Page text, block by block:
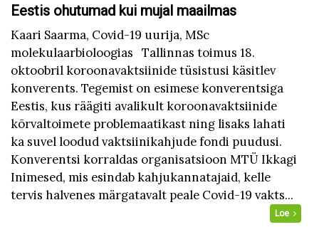
Eestis ohutumad kui mujal maailmas
Kaari Saarma, Covid-19 uurija, MSc
molekulaarbioloogias Tallinnas toimus 18.
oktoobril koroonavaktsiinide tüsistusi käsitlev
konverents. Tegemist on esimese konverentsiga
Eestis, kus räägiti avalikult koroonavaktsiinide
kõrvaltoimete problemaatikast ning lisaks lahati
ka suvel loodud vaktsiinikahjude fondi puudusi.
Konverentsi korraldas organisatsioon MTÜ Ikkagi
Inimesed, mis esindab kahjukannatajaid, kelle
tervis halvenes märgatavalt peale Covid-19 vakts...
Loe